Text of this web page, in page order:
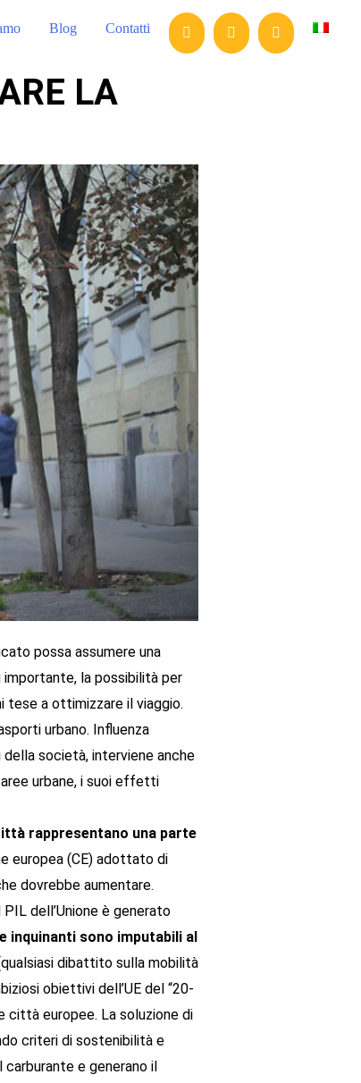
Blog Contatti
LA
possa assumere una
importante, la possibilità per
tese a ottimizzare il viaggio.
urbano. Influenza
società, interviene anche
urbane, i suoi effetti
rappresentano una parte
europea (CE) adottato di
dovrebbe aumentare.
dell’Unione è generato
inquinanti sono imputabili al
dibattito sulla mobilità
obiettivi dell’UE del “20-
città europee. La soluzione di
criteri di sostenibilità e
e generano il